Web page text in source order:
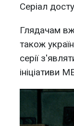
Серіал
Глядачам
також
серії
ініціативи